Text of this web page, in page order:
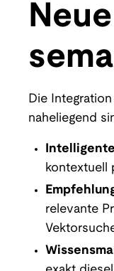
Die
naheliegend
kontextuell
relevante